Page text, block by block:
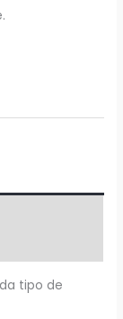
tipo de